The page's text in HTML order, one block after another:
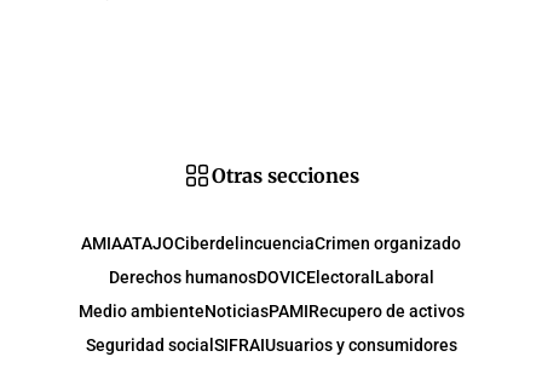
Otras secciones
AMIAATAJOCiberdelincuenciaCrimen organizado
Derechos humanosDOVICElectoral Laboral
Medio ambienteNoticiasPAMIRecupero de activos
Seguridad social SIFRAIUsuarios y consumidores